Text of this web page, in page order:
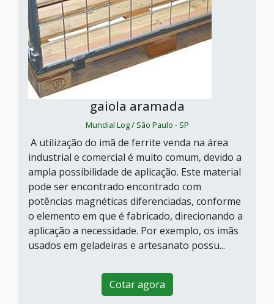
gaiola aramada
Mundial Log / São Paulo - SP
A utilização do imã de ferrite venda na área
industrial e comercial é muito comum, devido a
ampla possibilidade de aplicação. Este material
pode ser encontrado encontrado com
potências magnéticas diferenciadas, conforme
o elemento em que é fabricado, direcionando a
aplicação a necessidade. Por exemplo, os imãs
usados em geladeiras e artesanato possu...
Cotar agora